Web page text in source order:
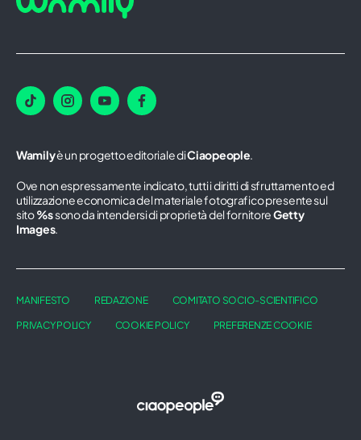
Wamilyè un progetto editoriale diCiaopeople
Ove non espressamente indicato, tutti i diritti di sfruttamento ed
utilizzazione economica del materiale fotografico presente sul
sito%ssono da intendersi di proprietà del fornitoreGetty
Images.
MANIFESTO REDAZIONE COMITATO SOCIO-SCIENTIFICO
PRIVACY POLICY COOKIE POLICY PREFERENZE COOKIE